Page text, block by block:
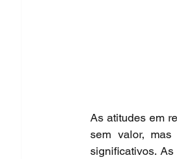
As atitudes em
sem valor, mas
significativos.